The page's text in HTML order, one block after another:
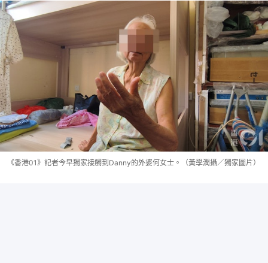
《香港01》記者今早獨家接觸到Danny的外婆何女士。（黃學潤攝／獨家圖片）